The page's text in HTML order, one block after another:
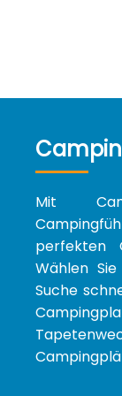
Mit
perfekten
Wählen
Suche